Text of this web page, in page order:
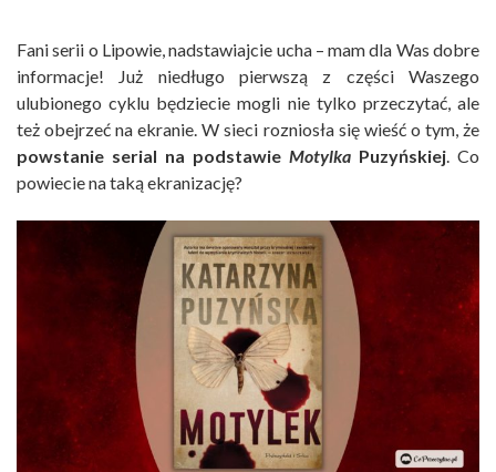
Fani serii o Lipowie, nadstawiajcie ucha – mam dla Was dobre
informacje! Już niedługo pierwszą z części Waszego
ulubionego cyklu będziecie mogli nie tylko przeczytać, ale
też obejrzeć na ekranie. W sieci rozniosła się wieść o tym, że
powstanie serial na podstawie Motylka Puzyńskiej. Co
powiecie na taką ekranizację?